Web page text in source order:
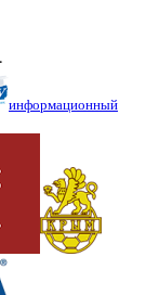
информационный